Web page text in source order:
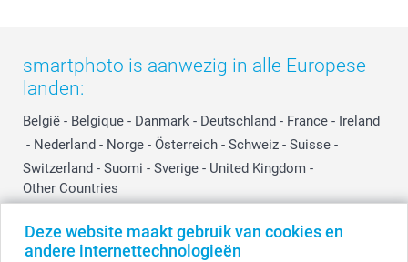
Deze website maakt gebruik van cookies en
andere internettechnologieën
smartphoto is aanwezig in alle Europese
landen:
België - Belgique - Danmark - Deutschland - France - Ireland
- Nederland - Norge - Österreich - Schweiz - Suisse -
Switzerland - Suomi - Sverige - United Kingdom -
Other Countries
Alle prijzen zijn in EURO (€) inclusief BTW en exclusief verzendkosten.